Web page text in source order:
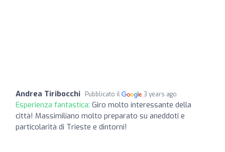
Andrea Tiribocchi Pubblicato il 3 years ago
Esperienza fantastica: Giro molto interessante della
città! Massimiliano molto preparato su aneddoti e
particolarità di Trieste e dintorni!